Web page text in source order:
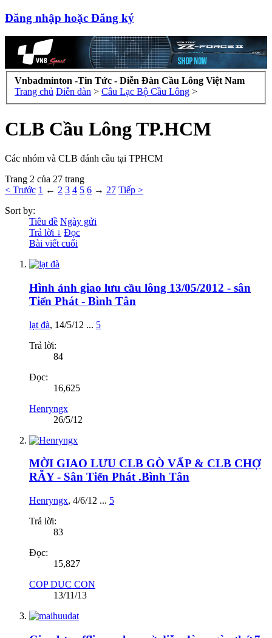
Đăng nhập hoặc Đăng ký
Vnbadminton -Tin Tức - Diễn Đàn Cầu Lông Việt Nam
Trang chủ Diễn đàn > Câu Lạc Bộ Cầu Lông >
CLB Cầu Lông TP.HCM
Các nhóm và CLB đánh cầu tại TPHCM
Trang 2 của 27 trang
< Trước 1 ← 2 3 4 5 6 → 27 Tiếp >
Sort by:
Tiêu đề Ngày gửi
Trả lời ↓ Đọc
Bài viết cuối
Hình ảnh giao lưu cầu lông 13/05/2012 - sân
Tiến Phát - Bình Tân
lạt đà, 14/5/12 ... 5
Trả lời:
84
Đọc:
16,625
Henryngx
26/5/12
MỜI GIAO LƯU CLB GÒ VẤP & CLB CHỢ
RẪY - Sân Tiến Phát .Bình Tân
Henryngx, 4/6/12 ... 5
Trả lời:
83
Đọc:
15,827
COP DUC CON
13/11/13